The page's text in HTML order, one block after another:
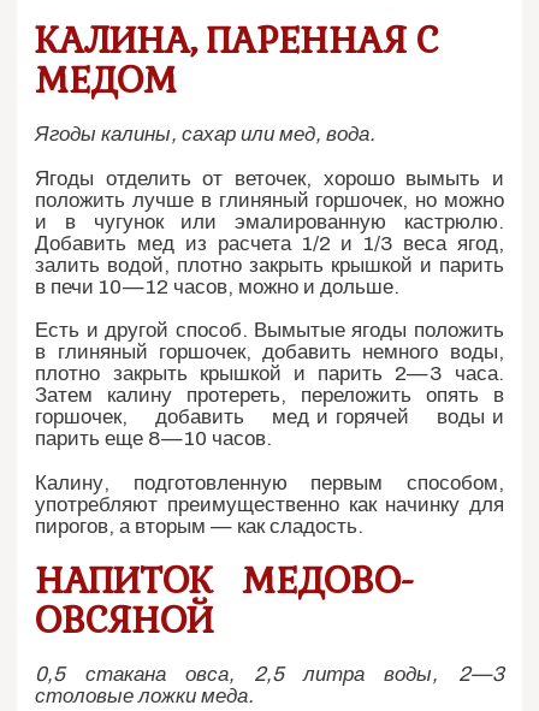
КАЛИНА, ПАРЕННАЯ С
МЕДОМ
Ягоды калины, сахар или мед, вода.
Ягоды отделить от веточек, хорошо вымыть и
положить лучше в глиняный горшочек, но можно
и в чугунок или эмалированную кастрюлю.
Добавить мед из расчета 1/2 и 1/3 веса ягод,
залить водой, плотно закрыть крышкой и парить
в печи 10—12 часов, можно и дольше.
Есть и другой способ. Вымытые ягоды положить
в глиняный горшочек, добавить немного воды,
плотно закрыть крышкой и парить 2—3 часа.
Затем калину протереть, переложить опять в
горшочек, добавить мед и горячей воды и
парить еще 8—10 часов.
Калину, подготовленную первым способом,
употребляют преимущественно как начинку для
пирогов, а вторым — как сладость.
НАПИТОК МЕДОВО-
ОВСЯНОЙ
0,5 стакана овса, 2,5 литра воды, 2—3
столовые ложки меда.